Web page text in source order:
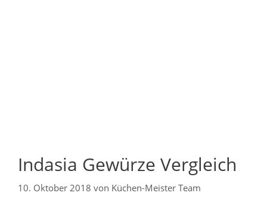
Indasia Gewürze Vergleich
10. Oktober 2018 von Küchen-Meister Team